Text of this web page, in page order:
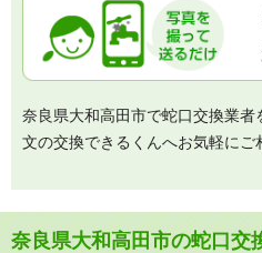
奈良県大和高田市で蛇口交換業
文の交換できるくんへお気軽にご
奈良県大和高田市の蛇口交